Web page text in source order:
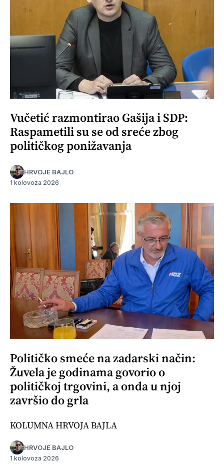
Vučetić razmontirao Gašija i SDP:
Raspametili su se od sreće zbog
političkog ponižavanja
HRVOJE BAJLO
1 kolovoza 2026
Političko smeće na zadarski način:
Žuvela je godinama govorio o
političkoj trgovini, a onda u njoj
završio do grla
KOLUMNA HRVOJA BAJLA
HRVOJE BAJLO
1 kolovoza 2026